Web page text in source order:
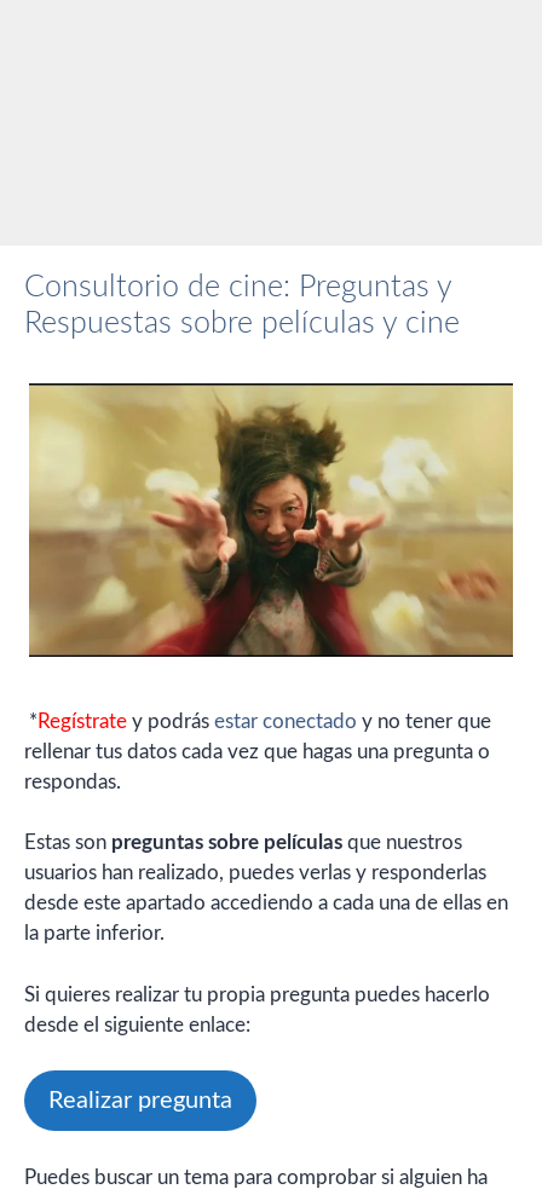
Consultorio de cine: Preguntas y
Respuestas sobre películas y cine
* Regístrate y podrás estar conectado y no tener que
rellenar tus datos cada vez que hagas una pregunta o
respondas.
Estas son preguntas sobre películas que nuestros
usuarios han realizado, puedes verlas y responderlas
desde este apartado accediendo a cada una de ellas en
la parte inferior.
Si quieres realizar tu propia pregunta puedes hacerlo
desde el siguiente enlace:
Realizar pregunta
Puedes buscar un tema para comprobar si alguien ha